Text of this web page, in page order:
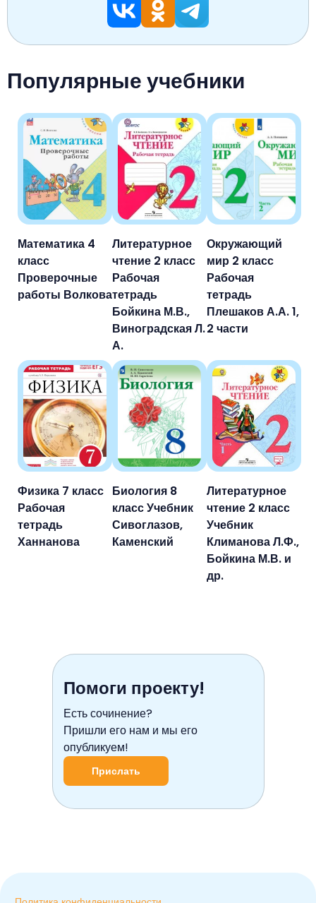
Популярные учебники
Математика 4
класс
Проверочные
работы Волкова
Литературное
чтение 2 класс
Рабочая
тетрадь
Бойкина М.В.,
Виноградская Л.
А.
Окружающий
мир 2 класс
Рабочая
тетрадь
Плешаков А.А. 1,
2 части
Физика 7 класс
Рабочая
тетрадь
Ханнанова
Биология 8
класс Учебник
Сивоглазов,
Каменский
Литературное
чтение 2 класс
Учебник
Климанова Л.Ф.,
Бойкина М.В. и
др.
Помоги проекту!
Есть сочинение?
Пришли его нам и мы его
опубликуем!
Прислать